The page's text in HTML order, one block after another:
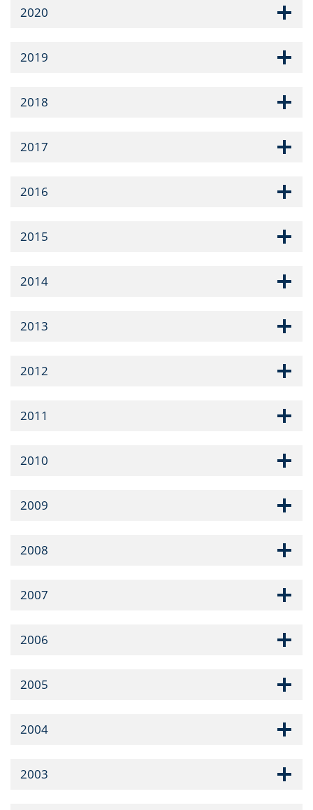
2020
2019
2018
2017
2016
2015
2014
2013
2012
2011
2010
2009
2008
2007
2006
2005
2004
2003